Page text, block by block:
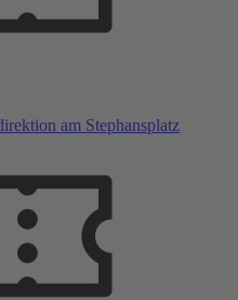
am Stephansplatz